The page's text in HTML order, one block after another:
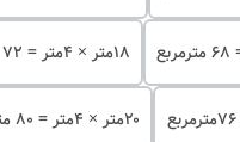
۱۸متر × 4متر = 72 مترمربع
۲۰متر × 4متر = 80 مترمربع